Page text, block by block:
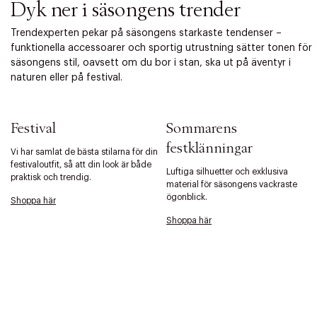
Dyk ner i säsongens trender
Trendexperten pekar på säsongens starkaste tendenser –
funktionella accessoarer och sportig utrustning sätter tonen för
säsongens stil, oavsett om du bor i stan, ska ut på äventyr i
naturen eller på festival.
Festival
Vi har samlat de bästa stilarna för din
festivaloutfit, så att din look är både
praktisk och trendig.
Shoppa här
Sommarens
festklänningar
Luftiga silhuetter och exklusiva
material för säsongens vackraste
ögonblick.
Shoppa här
Tidigare